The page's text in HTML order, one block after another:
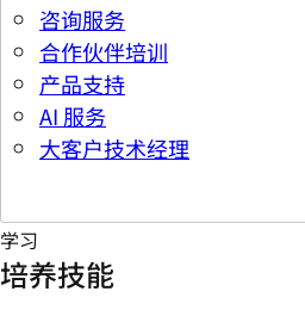
咨询服务
合作伙伴培训
产品支持
AI 服务
大客户技术经理
学习
培养技能